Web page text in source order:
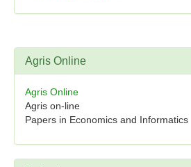
Agris Online
Agris Online
Agris on-line
Papers in Economics and Informatics